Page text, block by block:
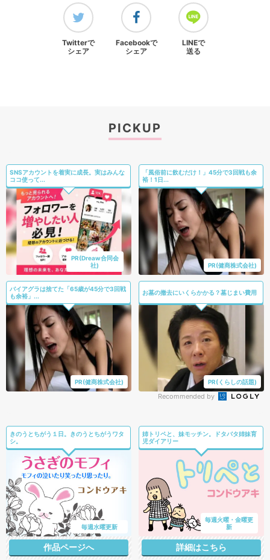
Twitterで
シェア
Facebookで
シェア
LINEで
送る
PICKUP
SNSアカウントを着実に成長。実はみんな
ココ使って...
PR(Dreaw合同会
社)
「風俗前に飲むだけ！」45分で3回戦も余
裕！1日...
PR(健商株式会社)
バイアグラは捨てた「65歳が45分で3回戦
も余裕」...
PR(健商株式会社)
お墓の撤去にいくらかかる？墓じまい費用
PR(くらしの話題)
Recommended by
きのうとちがう１日。きのうとちがうワタ
シ。
毎週水曜更新
作品ページへ
姉トリペと、妹モッチン。ドタバタ姉妹育
児ダイアリー
毎週火曜・金曜更
新
詳細はこちら